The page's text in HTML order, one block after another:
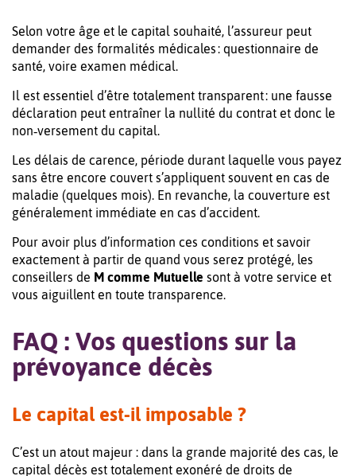
Selon votre âge et le capital souhaité, l’assureur peut
demander des formalités médicales : questionnaire de
santé, voire examen médical.
Il est essentiel d’être totalement transparent : une fausse
déclaration peut entraîner la nullité du contrat et donc le
non‑versement du capital.
Les délais de carence, période durant laquelle vous payez
sans être encore couvert s’appliquent souvent en cas de
maladie (quelques mois). En revanche, la couverture est
généralement immédiate en cas d’accident.
Pour avoir plus d’information ces conditions et savoir
exactement à partir de quand vous serez protégé, les
conseillers de M comme Mutuelle sont à votre service et
vous aiguillent en toute transparence.
FAQ : Vos questions sur la
prévoyance décès
Le capital est-il imposable ?
C’est un atout majeur : dans la grande majorité des cas, le
capital décès est totalement exonéré de droits de